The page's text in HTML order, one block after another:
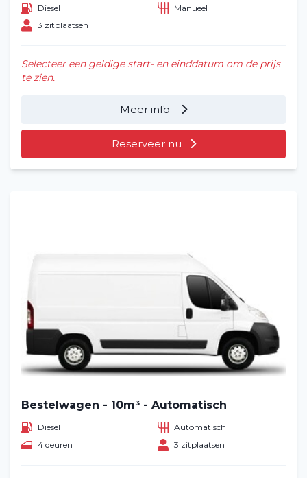
Diesel
Manueel
3 zitplaatsen
Selecteer een geldige start- en einddatum om de prijs
te zien.
Meer info
Reserveer nu
Bestelwagen - 10m³ - Automatisch
Diesel
Automatisch
4 deuren
3 zitplaatsen